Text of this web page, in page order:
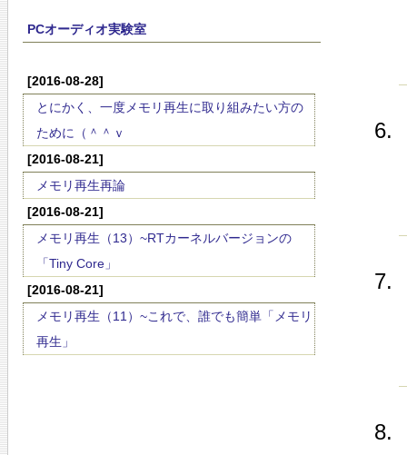
PCオーディオ実験室
[2016-08-28]
とにかく、一度メモリ再生に取り組みたい方の
ために（＾＾ｖ
[2016-08-21]
メモリ再生再論
[2016-08-21]
メモリ再生（13）~RTカーネルバージョンの
「Tiny Core」
[2016-08-21]
メモリ再生（11）~これで、誰でも簡単「メモリ
再生」